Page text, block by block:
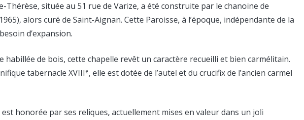
Thérèse, située au 51 rue de Varize, a été construite par le chanoine de
alors curé de Saint-Aignan. Cette Paroisse, à l’époque, indépendante de la
d’expansion.
habillée de bois, cette chapelle revêt un caractère recueilli et bien carmélitain.
tabernacle XVIIIe, elle est dotée de l’autel et du crucifix de l’ancien carmel
honorée par ses reliques, actuellement mises en valeur dans un joli